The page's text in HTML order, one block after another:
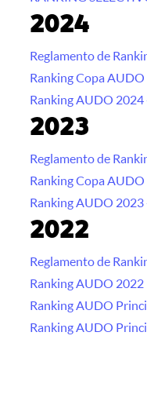
2024
Reglamento de
Ranking Copa
Ranking AUDO
2023
Reglamento de
Ranking Copa
Ranking AUDO
2022
Reglamento de
Ranking AUDO 2022
Ranking AUDO
Ranking AUDO